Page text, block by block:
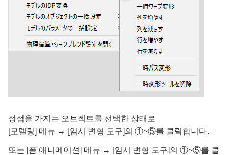
정점을 가지는 오브젝트를 선택한 상태로
[모델링] 메뉴 → [임시 변형 도구]의 ①~⑤를 클릭합니다.
또는 [폼 애니메이션] 메뉴 → [임시 변형 도구]의 ①~⑤를 클